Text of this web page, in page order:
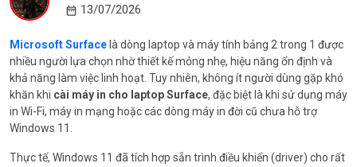
13/07/2026
Microsoft Surface là dòng laptop và máy tính bảng 2 trong 1 được
nhiều người lựa chọn nhờ thiết kế mỏng nhẹ, hiệu năng ổn định và
khả năng làm việc linh hoạt. Tuy nhiên, không ít người dùng gặp khó
khăn khi cài máy in cho laptop Surface, đặc biệt là khi sử dụng máy
in Wi-Fi, máy in mạng hoặc các dòng máy in đời cũ chưa hỗ trợ
Windows 11.
Thực tế, Windows 11 đã tích hợp sẵn trình điều khiển (driver) cho rất